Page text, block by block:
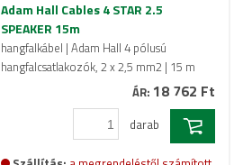
Adam Hall Cables 4 STAR 2.5
SPEAKER 15m
hangfalkábel | Adam Hall 4 pólusú
hangfalcsatlakozók, 2 x 2,5 mm2 | 15 m
ÁR: 18 762 Ft
darab